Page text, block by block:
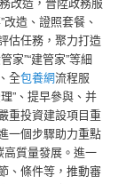
造、證照套餐、
估任務，聚力打造
家”“建管家”等細
全包養網流程服
”、提早參與、并
重投資建設項目重
一個步驟助力重點
高質量發展。進一
、條件等，推動審